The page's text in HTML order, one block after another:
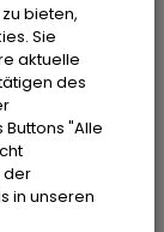
bieten,
Sie
aktuelle
des
"Alle
der
in unseren